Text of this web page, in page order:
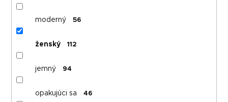
moderný 56
ženský 112
jemný 94
opakujúci sa 46